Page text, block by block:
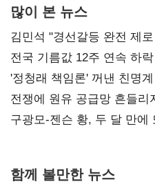
많이 본 뉴스
김민석 "경선갈등 완전 제
사과부터"
전국 기름값 12주 연속 하
'정청래 책임론' 꺼낸 친명
때리기
전쟁에 원유 공급망 흔들
핵심으로 재부상
구광모-젠슨 황, 두 달 만에
함께 볼만한 뉴스